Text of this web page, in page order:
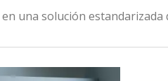
una solución